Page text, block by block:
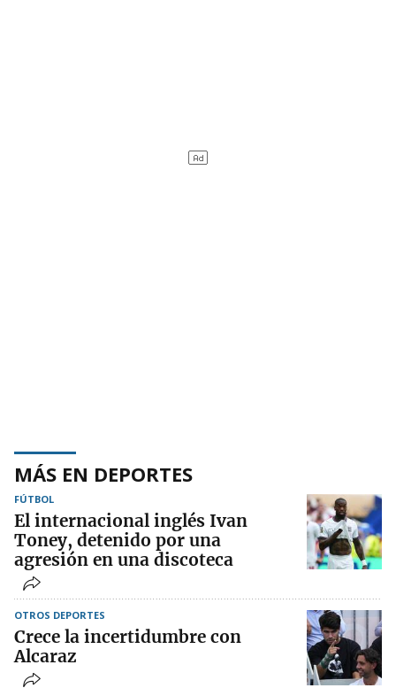
MÁS EN DEPORTES
FÚTBOL
El internacional inglés Ivan
Toney, detenido por una
agresión en una discoteca
OTROS DEPORTES
Crece la incertidumbre con
Alcaraz